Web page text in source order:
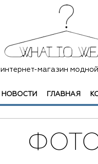
интернет-магазин
НОВОСТИ ГЛАВНАЯ